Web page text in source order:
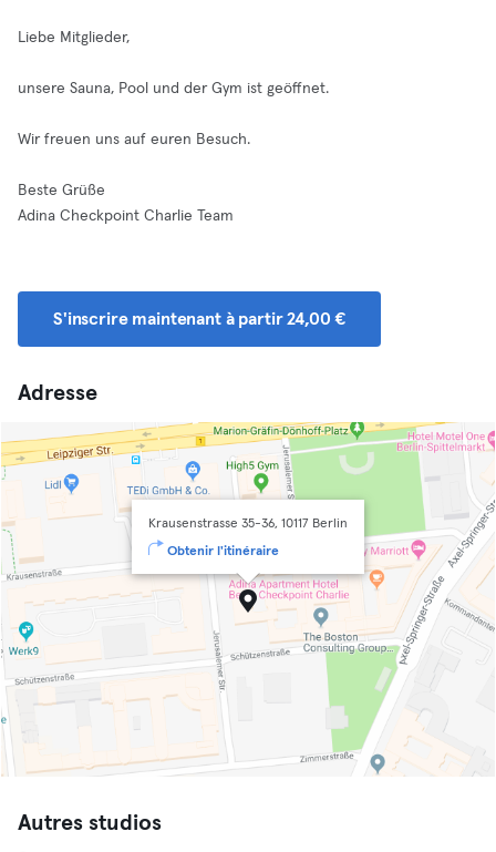
Liebe Mitglieder,
unsere Sauna, Pool und der Gym ist geöffnet.
Wir freuen uns auf euren Besuch.
Beste Grüße
Adina Checkpoint Charlie Team
S'inscrire maintenant à partir 24,00 €
Adresse
Krausenstrasse 35-36, 10117 Berlin
Obtenir l'itinéraire
Autres studios